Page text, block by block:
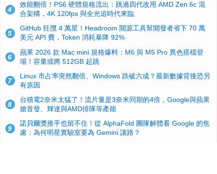
4
效能翻倍！PS6 硬體規格流出：跳過四代改用 AMD Zen 6c 混
合架構，4K 120fps 與全光追時代來臨
5
GitHub 狂攬 4 萬星！Headroom 開源工具幫開發者省下 70 萬
美元 API 費，Token 消耗暴降 92%
6
蘋果 2026 款 Mac mini 規格爆料：M6 與 M5 Pro 異色搭檔登
場！容量或將 512GB 起跳
7
Linux 市占率突然翻倍、Windows 跌破六成？最新數據背後恐另
有原因
8
台積電2奈米太猛了！流片量是3奈米同期的4倍，Google與蘋果
搶首發、輝達與AMD排隊等產能
9
諾貝爾獎推手也留不住！從 AlphaFold 團隊解體看 Google 的焦
慮：為何明星實驗室要為 Gemini 讓路？